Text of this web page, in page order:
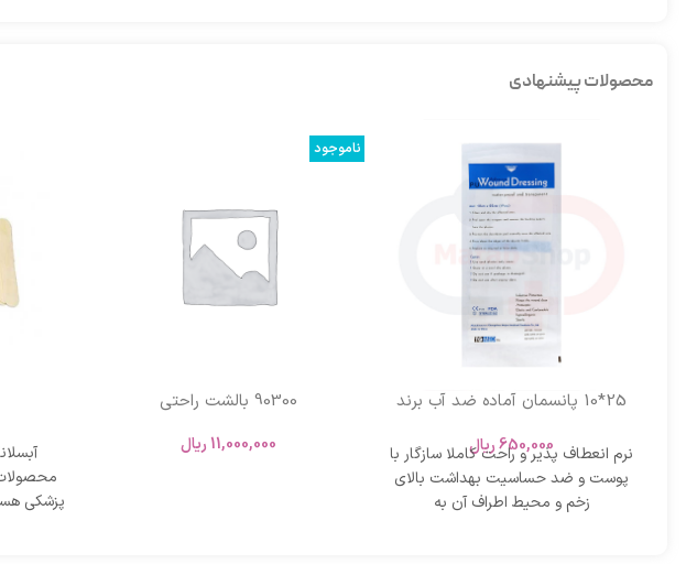
محصولات پیشنهادی
25*10 پانسمان آماده ضد آب برند
650,000ریال
نرم انعطاف پذیر و راحت کاملا سازگار با
پوست و ضد حساسیت بهداشت بالای
زخم و محیط اطراف آن به
ناموجود
90300 بالشت راحتی
11,000,000 ریال
پزشکی